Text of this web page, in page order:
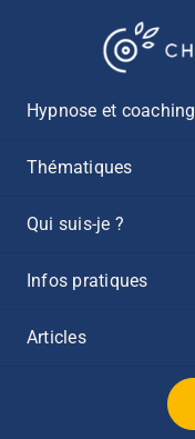
Hypnose et coaching
Thématiques
Qui suis-je ?
Infos pratiques
Articles